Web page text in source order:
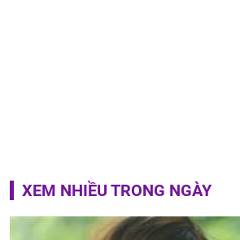
XEM NHIỀU TRONG NGÀY